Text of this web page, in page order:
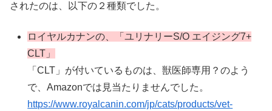
されたのは、以下の２種類でした。
ロイヤルカナンの、「ユリナリーS/O エイジング7+
CLT」
「CLT」が付いているものは、獣医師専用？のよう
で、Amazonでは見当たりませんでした。
https://www.royalcanin.com/jp/cats/products/vet-